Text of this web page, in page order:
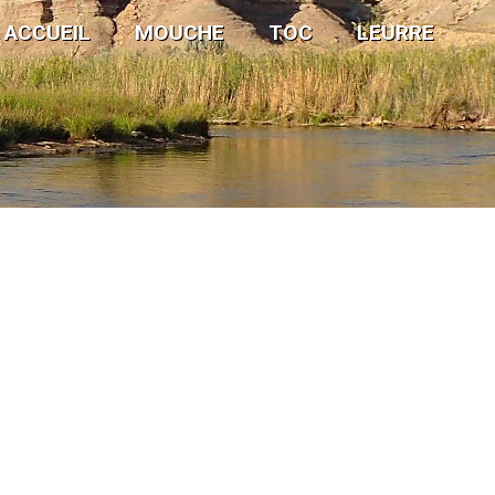
ACCUEIL MOUCHE TOC LEURRE